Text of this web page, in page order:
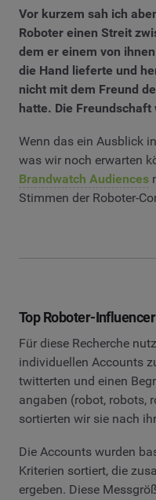
Vor kurzem sah ich
Roboter einen Streit
dem er einem von
die Hand lieferte und
nicht mit dem Freund
hatte. Die
Wenn das ein Ausblick
was wir noch erwarten
Brandwatch Audiences
Stimmen der Roboter-
Top Roboter-
Für diese Recherche
individuellen Accounts
twitterten und einen
angaben (robot, robots,
sortierten wir sie nach
Die Accounts wurden
Kriterien sortiert, die
ergeben. Diese